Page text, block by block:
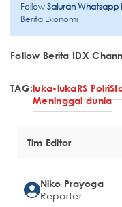
FollowSaluran Whatsapp
Berita Ekonomi
Follow Berita IDX
TAG:luka-lukaRS Polri
Meninggal dunia
Tim Editor
Niko Prayoga
Reporter